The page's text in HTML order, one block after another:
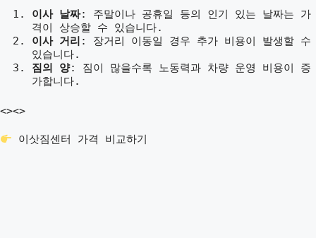
이사 날짜: 주말이나 공휴일 등의 인기 있는 날짜는 가
격이 상승할 수 있습니다.
이사 거리 : 장거리 이동일 경우 추가 비용이 발생할 수
있습니다.
짐의 양: 짐이 많을수록 노동력과 차량 운영 비용이 증
가합니다.
<><>
이삿짐센터 가격 비교하기